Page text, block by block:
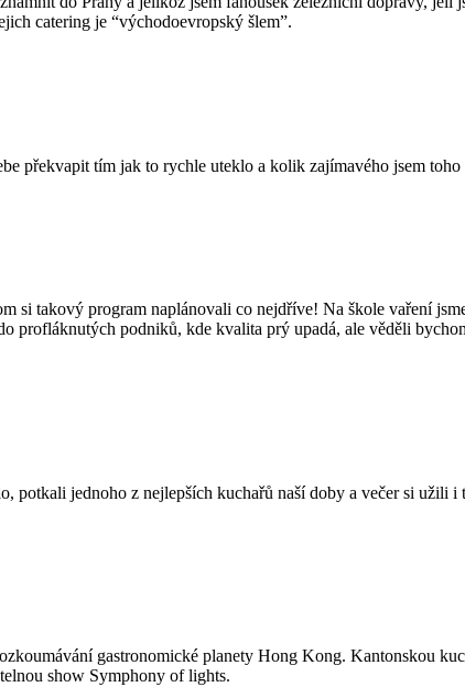
catering je “východoevropský šlem”.
překvapit tím jak to rychle uteklo a kolik zajímavého jsem toho
si takový program naplánovali co nejdříve! Na škole vaření
profláknutých podniků, kde kvalita prý upadá, ale věděli
jednoho z nejlepších kuchařů naší doby a večer si užili
gastronomické planety Hong Kong. Kantonskou
show Symphony of lights.